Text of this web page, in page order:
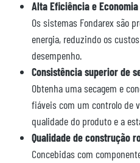
Alta Eficiência e
Os sistemas Fondarex são
energia, reduzindo os
desempenho.
Consistência superior de
Obtenha uma secagem e
fiáveis com um controlo de
qualidade do produto e a
Qualidade de construção
Concebidas com